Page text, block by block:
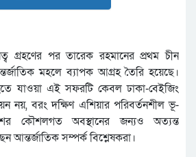
গ্রহণের পর তারেক রহমানের প্রথম চীন
মহলে ব্যাপক আগ্রহ তৈরি হয়েছে।
যাওয়া এই সফরটি কেবল ঢাকা-বেইজিং
নয়, বরং দক্ষিণ এশিয়ার পরিবর্তনশীল ভূ-
কৌশলগত অবস্থানের জন্যও অত্যন্ত
আন্তর্জাতিক সম্পর্ক বিশ্লেষকরা।